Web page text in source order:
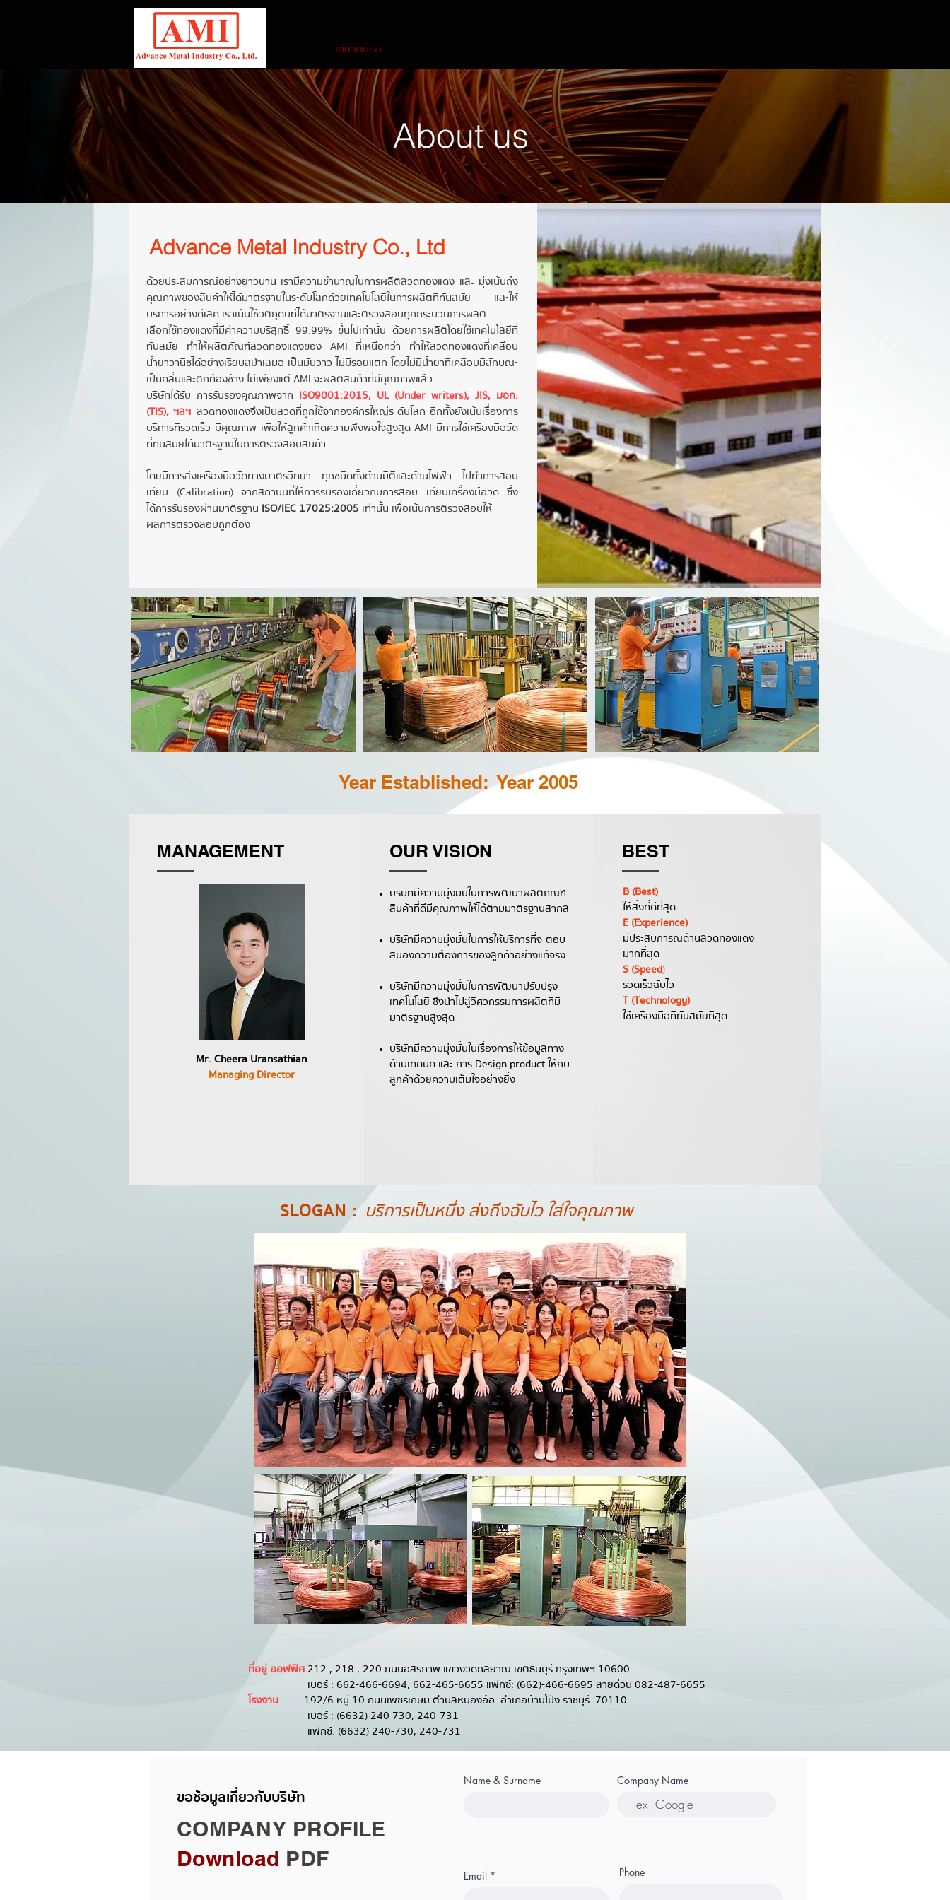
เกี่ยวกับเรา
About us
ด้วยประสบการณ์อย่างยาวนาน เรามีความชำนาญในการผลิตลวดทองแดง และ มุ่งเน้นถึง
คุณภาพของสินค้าให้ได้มาตรฐานในระดับโลกด้วยเทคโนโลยีในการผลิตที่ทันสมัย และให้
บริการอย่างดีเลิศ เราเน้นใช้วัตถุดิบที่ได้มาตรฐานและตรวจสอบทุกกระบวนการผลิต
เลือกใช้ทองแดงที่มีค่าความบริสุทธิ์ 99.99% ขึ้นไปเท่านั้น ด้วยการผลิตโดยใช้เทคโนโลยีที่
ทันสมัย ทำให้ผลิตภัณฑ์ลวดทองแดงของ AMI ที่เหนือกว่า ทำให้ลวดทองแดงที่เคลือบ
น้ำยาวานิชได้อย่างเรียบสม่ำเสมอ เป็นมันวาว ไม่มีรอยแตก โดยไม่มีน้ำยาที่เคลือบมีลักษณะ
เป็นคลื่นและตกท้องช้าง ไม่เพียงแต่ AMI จะผลิตสินค้าที่มีคุณภาพแล้ว
บริษัทได้รับ การรับรองคุณภาพจาก ISO9001:2015, UL (Under writers), JIS, มอก.
(TIS), ฯลฯ ลวดทองแดงจึงเป็นลวดที่ถูกใช้จากองค์กรใหญ่ระดับโลก อีกทั้งยังเน้นเรื่องการ
บริการที่รวดเร็ว มีคุณภาพ เพื่อให้ลูกค้าเกิดความพึงพอใจสูงสุด AMI มีการใช้เครื่องมือวัด
ที่ทันสมัยได้มาตรฐานในการตรวจสอบสินค้า
โดยมีการส่งเครื่องมือวัดทางมาตรวิทยา ทุกชนิดทั้งด้านมิติและด้านไฟฟ้า ไปทำการสอบ
เทียบ (Calibration) จากสถาบันที่ให้การรับรองเกี่ยวกับการสอบ เทียบเครื่องมือวัด ซึ่ง
ได้การรับรองผ่านมาตรฐาน ISO/IEC 17025:2005 เท่านั้น เพื่อเน้นการตรวจสอบให้
ผลการตรวจสอบถูกต้อง
Advance Metal Industry Co., Ltd
Year Established: Year 2005
MANAGEMENT
Mr. Cheera Uransathian
Managing Director
OUR VISION
บริษัทมีความมุ่งมั่นในการพัฒนาผลิตภัณฑ์
สินค้าที่ดีมีคุณภาพให้ได้ตามมาตรฐานสากล
บริษัทมีความมุ่งมั่นในการให้บริการที่จะตอบ
สนองความต้องการของลูกค้าอย่างแท้จริง
บริษัทมีความมุ่งมั่นในการพัฒนาปรับปรุง
เทคโนโลยี ซึ่งนำไปสู่วิศวกรรมการผลิตที่มี
มาตรฐานสูงสุด
บริษัทมีความมุ่งมั่นในเรื่องการให้ข้อมูลทาง
ด้านเทคนิค และ การ Design product ให้กับ
ลูกค้าด้วยความเต็มใจอย่างยิ่ง
BEST
B (Best)
ให้สิ่งที่ดีที่สุด
E (Experience)
มีประสบการณ์ด้านลวดทองแดง
มากที่สุด
S (Speed)
รวดเร็วฉับไว
T (Technology)
ใช้เครื่องมือที่ทันสมัยที่สุด
SLOGAN : บริการเป็นหนึ่ง ส่งถึงฉับไว ใส่ใจคุณภาพ
ที่อยู่ ออฟฟิศ212 , 218 , 220 ถนนอิสรภาพ แขวงวัดกัลยาณ์ เขตธนบุรี กรุงเทพฯ 10600
เบอร์ : 662-466-6694, 662-465-6655 แฟกซ์: (662)-466-6695 สายด่วน 082-487-6655
โรงงาน 192/6 หมู่ 10 ถนนเพชรเกษม ตำบลหนองอ้อ อำเภอบ้านโป่ง ราชบุรี 70110
เบอร์ : (6632) 240 730, 240-731
แฟกซ์: (6632) 240-730, 240-731
ขอช้อมูลเกี่ยวกับบริษัท
COMPANY PROFILE
Download PDF
Name & Surname Company Name
Email Phone